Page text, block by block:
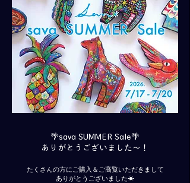
🌴sava SUMMER Sale🌴
ありがとうございました〜！
たくさんの方にご購入＆ご高覧いただきまして
ありがとうございました☀︎